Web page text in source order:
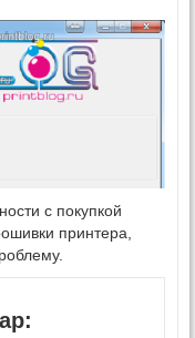
с покупкой
принтера,